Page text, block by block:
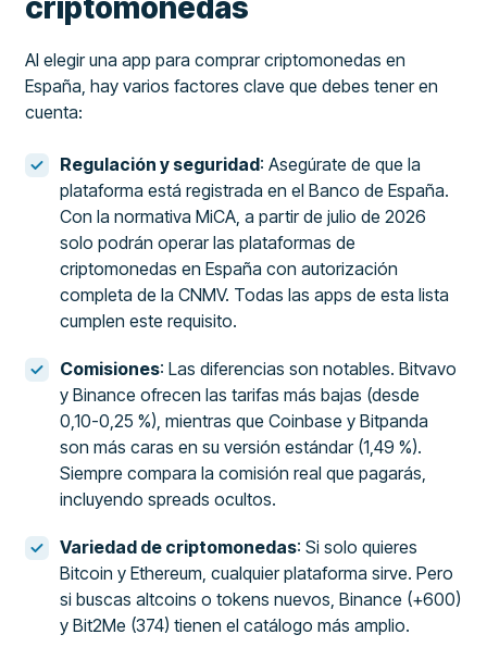
Al elegir una app para comprar criptomonedas en
España, hay varios factores clave que debes tener en
cuenta:
Regulación y seguridad: Asegúrate de que la
plataforma está registrada en el Banco de España.
Con la normativa MiCA, a partir de julio de 2026
solo podrán operar las plataformas de
criptomonedas en España con autorización
completa de la CNMV. Todas las apps de esta lista
cumplen este requisito.
Comisiones: Las diferencias son notables. Bitvavo
y Binance ofrecen las tarifas más bajas (desde
0,10-0,25 %), mientras que Coinbase y Bitpanda
son más caras en su versión estándar (1,49 %).
Siempre compara la comisión real que pagarás,
incluyendo spreads ocultos.
Variedad de criptomonedas: Si solo quieres
Bitcoin y Ethereum, cualquier plataforma sirve. Pero
si buscas altcoins o tokens nuevos, Binance (+600)
y Bit2Me (374) tienen el catálogo más amplio.